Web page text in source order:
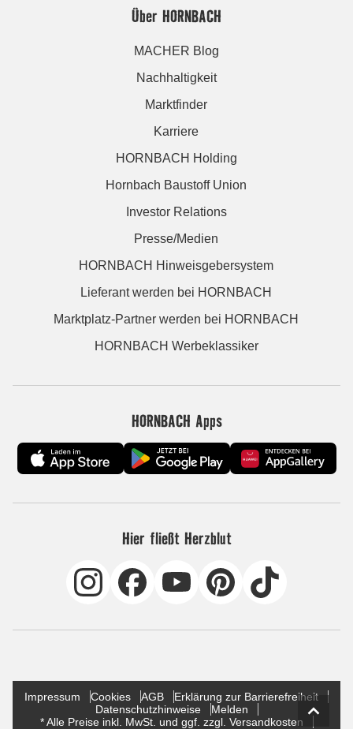
Über HORNBACH
MACHER Blog
Nachhaltigkeit
Marktfinder
Karriere
HORNBACH Holding
Hornbach Baustoff Union
Investor Relations
Presse/Medien
HORNBACH Hinweisgebersystem
Lieferant werden bei HORNBACH
Marktplatz-Partner werden bei HORNBACH
HORNBACH Werbeklassiker
HORNBACH Apps
Hier fließt Herzblut
Impressum Cookies AGB
Erklärung zur Barrierefreiheit
Datenschutzhinweise
Melden
* Alle Preise inkl. MwSt. und ggf. zzgl. Versandkosten